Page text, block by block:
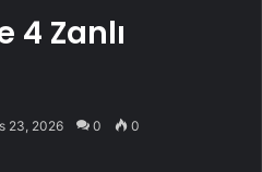
4 Zanlı
23, 2026 0 0